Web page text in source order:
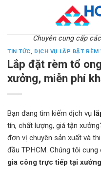
Chuyên cung cấp
TIN TỨC, DỊCH VỤ LẮP ĐẶT RÈM
Lắp đặt rèm tổ
xưởng, miễn phí
Bạn đang tìm kiếm dịch vụ
tín, chất lượng, giá tận
đơn vị chuyên sản xuất và
đầu TP.HCM. Chúng tôi
gia công trực tiếp tại xưởng